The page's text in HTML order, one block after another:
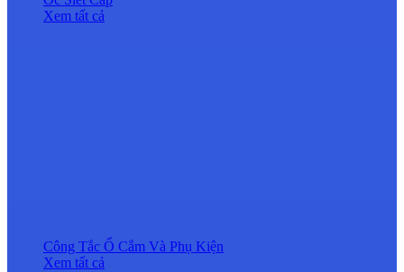
Xem tất cả
Công Tắc Ổ Cắm Và Phụ Kiện
Xem tất cả